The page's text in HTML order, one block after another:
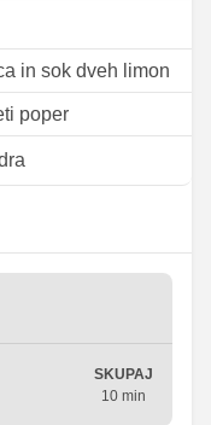
in sok dveh limon
poper
SKUPAJ
10 min